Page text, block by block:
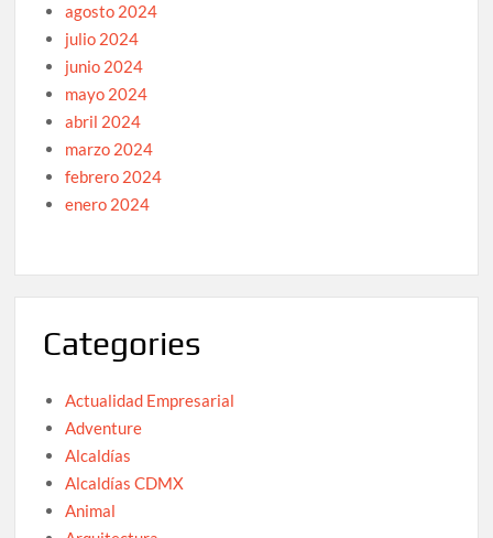
agosto 2024
julio 2024
junio 2024
mayo 2024
abril 2024
marzo 2024
febrero 2024
enero 2024
Categories
Actualidad Empresarial
Adventure
Alcaldías
Alcaldías CDMX
Animal